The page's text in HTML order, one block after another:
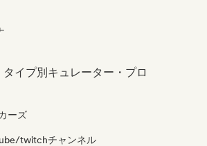
タイプ別キュレーター・プロ
ーズ
twitchチャンネル